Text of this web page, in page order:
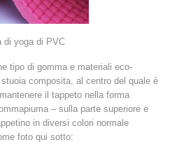
di yoga di PVC
tipo di gomma e materiali eco-
composita, al centro del quale è
il tappeto nella forma
– sulla parte superiore e
in diversi colori normale
foto qui sotto: